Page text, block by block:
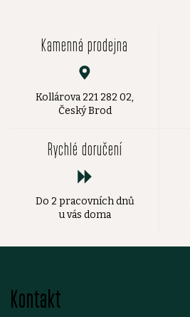
Kamenná prodejna
Kollárova 221 282 02,
Český Brod
Rychlé doručení
Do 2 pracovních dnů
u vás doma
Kontakt